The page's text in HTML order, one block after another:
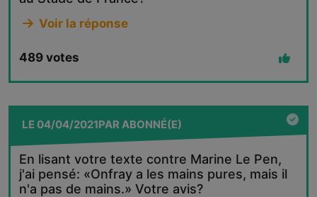
Voir la réponse
489 votes
LE04/04/2021PARABONNÉ(E)
En lisant votre texte contre Marine Le Pen,
j'ai pensé: «Onfray a les mains pures, mais il
n'a pas de mains.» Votre avis?